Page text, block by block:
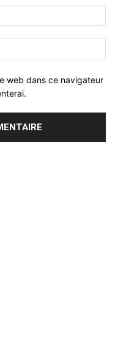
web dans ce navigateur